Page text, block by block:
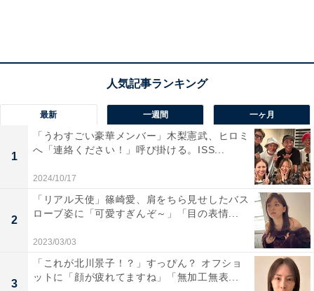
最新 一週間 一ヶ月
1
「うわすごい豪華メンバー」木梨憲武、ヒロミ
へ「連絡ください！」呼び掛ける。ISS...
2024/10/17
2
「リアル天使」篠崎愛、肩をちら見せしたバス
ローブ姿に「可愛すぎんぞ～」「目の表情...
2023/03/03
3
「これが北川景子！？」すっぴん？ オフショ
ットに「顔が疲れてますね」「無加工無表...